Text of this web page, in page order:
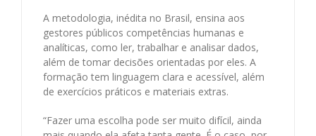
A metodologia, inédita no Brasil, ensina aos
gestores públicos competências humanas e
analíticas, como ler, trabalhar e analisar dados,
além de tomar decisões orientadas por eles. A
formação tem linguagem clara e acessível, além
de exercícios práticos e materiais extras.
“Fazer uma escolha pode ser muito difícil, ainda